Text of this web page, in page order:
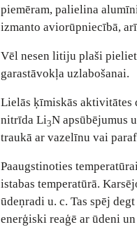
piemēram, palielina
izmanto aviorūpniecībā,
Vēl nesen litiju plaši
garastāvokļa uzlabošanai.
Lielās ķīmiskās
nitrīda Li3N apsūbējumus
traukā ar vazelīnu vai
Paaugstinoties
istabas temperatūrā.
ūdeņradi u. c. Tas spēj
enerģiski reaģē ar ūdeni